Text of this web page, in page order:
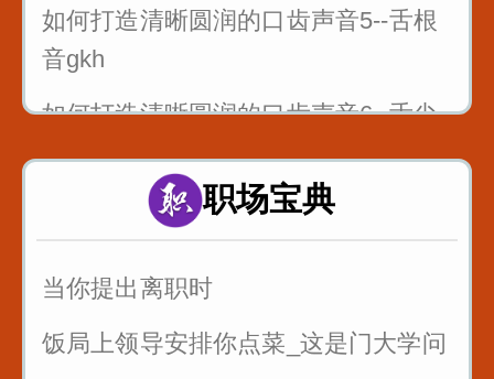
如何打造清晰圆润的口齿声音5--舌根
音gkh
如何打造清晰圆润的口齿声音6--舌尖
前后音zcszhchshr
4_舌面音jqx_漆匠和锡匠
职场宝典
当你提出离职时
饭局上领导安排你点菜_这是门大学问